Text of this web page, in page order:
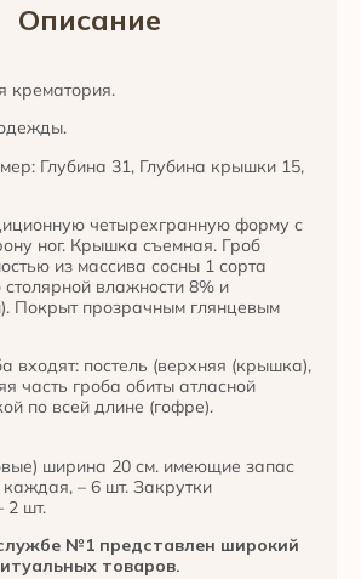
Описание
крематория.
Глубина 31, Глубина крышки 15,
четырехгранную форму с
ног. Крышка съемная. Гроб
из массива сосны 1 сорта
влажности 8% и
Покрыт прозрачным глянцевым
входят: постель (верхняя (крышка),
часть гроба обиты атласной
по всей длине (гофре).
ширина 20 см. имеющие запас
каждая, – 6 шт. Закрутки
2 шт.
№1 представлен широкий
товаров.